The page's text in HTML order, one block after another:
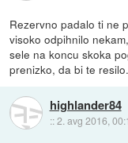
Rezervno padalo ti ne
visoko odpihnilo
sele na koncu skoka
prenizko, da bi te resilo.
highlander84
::2. avg 2016,